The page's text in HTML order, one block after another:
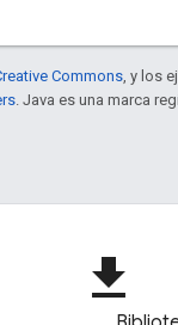
Commons , y los
. Java es una marca
file_download